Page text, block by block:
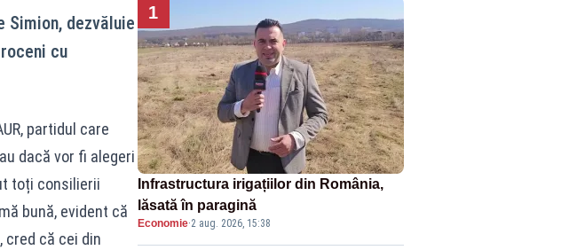
Simion, dezvăluie
cu
partidul care
dacă vor fi alegeri
toți consilierii
bună, evident că
cred că cei din
1
Infrastructura irigațiilor din România,
lăsată în paragină
Economie·2 aug. 2026, 15:38